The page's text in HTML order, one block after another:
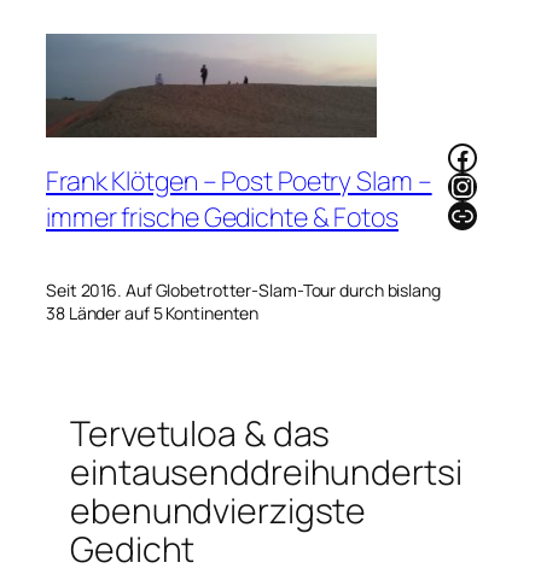
Frank Klötgen – Post Poetry Slam –
immer frische Gedichte & Fotos
Seit 2016. Auf Globetrotter-Slam-Tour durch bislang
38 Länder auf 5 Kontinenten
Link
Tervetuloa & das
eintausenddreihundertsi
ebenundvierzigste
Gedicht